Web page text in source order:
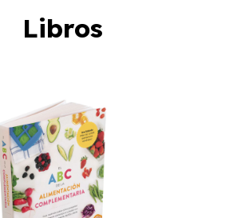
Libros